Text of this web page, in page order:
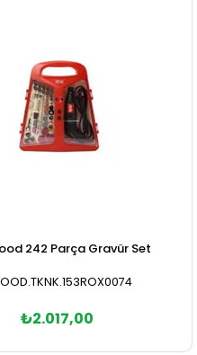
242 Parça Gravür Set
₺2.017,00